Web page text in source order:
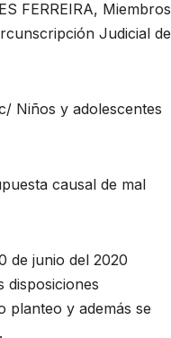
FERREIRA, Miembros
Judicial de
Niños y adolescentes
causal de mal
de junio del 2020
disposiciones
planteo y además se